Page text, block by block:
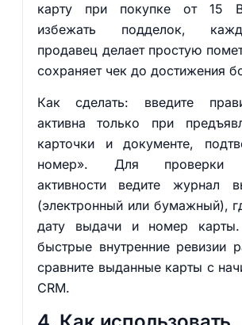
карту при покупке от 15
избежать подделок,
продавец делает простую
сохраняет чек до достижения
Как сделать: введите
активна только при
карточки и документе,
номер». Для проверки
активности ведите журнал
(электронный или бумажный),
дату выдачи и номер карты.
быстрые внутренние ревизии
сравните выданные карты с
CRM.